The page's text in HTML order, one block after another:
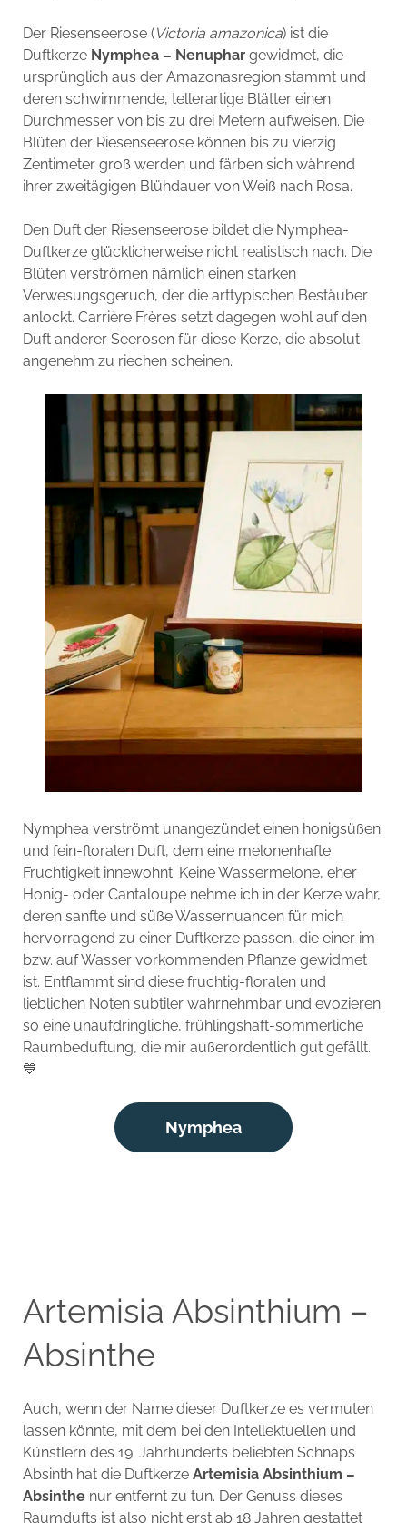
Der Riesenseerose (Victoria amazonica) ist die
Duftkerze Nymphea – Nenuphargewidmet, die
ursprünglich aus der Amazonasregion stammt und
deren schwimmende, tellerartige Blätter einen
Durchmesser von bis zu drei Metern aufweisen. Die
Blüten der Riesenseerose können bis zu vierzig
Zentimeter groß werden und färben sich während
ihrer zweitägigen Blühdauer von Weiß nach Rosa.
Den Duft der Riesenseerose bildet die Nymphea-
Duftkerze glücklicherweise nicht realistisch nach. Die
Blüten verströmen nämlich einen starken
Verwesungsgeruch, der die arttypischen Bestäuber
anlockt. Carrière Frères setzt dagegen wohl auf den
Duft anderer Seerosen für diese Kerze, die absolut
angenehm zu riechen scheinen.
Nymphea verströmt unangezündet einen honigsüßen
und fein-floralen Duft, dem eine melonenhafte
Fruchtigkeit innewohnt. Keine Wassermelone, eher
Honig- oder Cantaloupe nehme ich in der Kerze wahr,
deren sanfte und süße Wassernuancen für mich
hervorragend zu einer Duftkerze passen, die einer im
bzw. auf Wasser vorkommenden Pflanze gewidmet
ist. Entflammt sind diese fruchtig-floralen und
lieblichen Noten subtiler wahrnehmbar und evozieren
so eine unaufdringliche, frühlingshaft-sommerliche
Raumbeduftung, die mir außerordentlich gut gefällt.
💙
Nymphea
Artemisia Absinthium –
Absinthe
Auch, wenn der Name dieser Duftkerze es vermuten
lassen könnte, mit dem bei den Intellektuellen und
Künstlern des 19. Jahrhunderts beliebten Schnaps
Absinth hat die Duftkerze Artemisia Absinthium –
Absinthenur entfernt zu tun. Der Genuss dieses
Raumdufts ist also nicht erst ab 18 Jahren gestattet